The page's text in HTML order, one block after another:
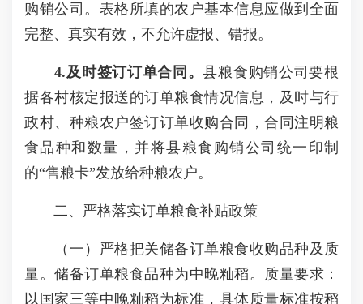
购销公司。表格所填的农户基本信息应做到全面
完整、真实有效，不允许虚报、错报。
4.及时签订订单合同。县粮食购销公司要根
据各村核定报送的订单粮食情况信息，及时与行
政村、种粮农户签订订单收购合同，合同注明粮
食品种和数量，并将县粮食购销公司统一印制
的“售粮卡”发放给种粮农户。
二、严格落实订单粮食补贴政策
（一）严格把关储备订单粮食收购品种及质
量。储备订单粮食品种为中晚籼稻。质量要求：
以国家三等中晚籼稻为标准，具体质量标准按稻